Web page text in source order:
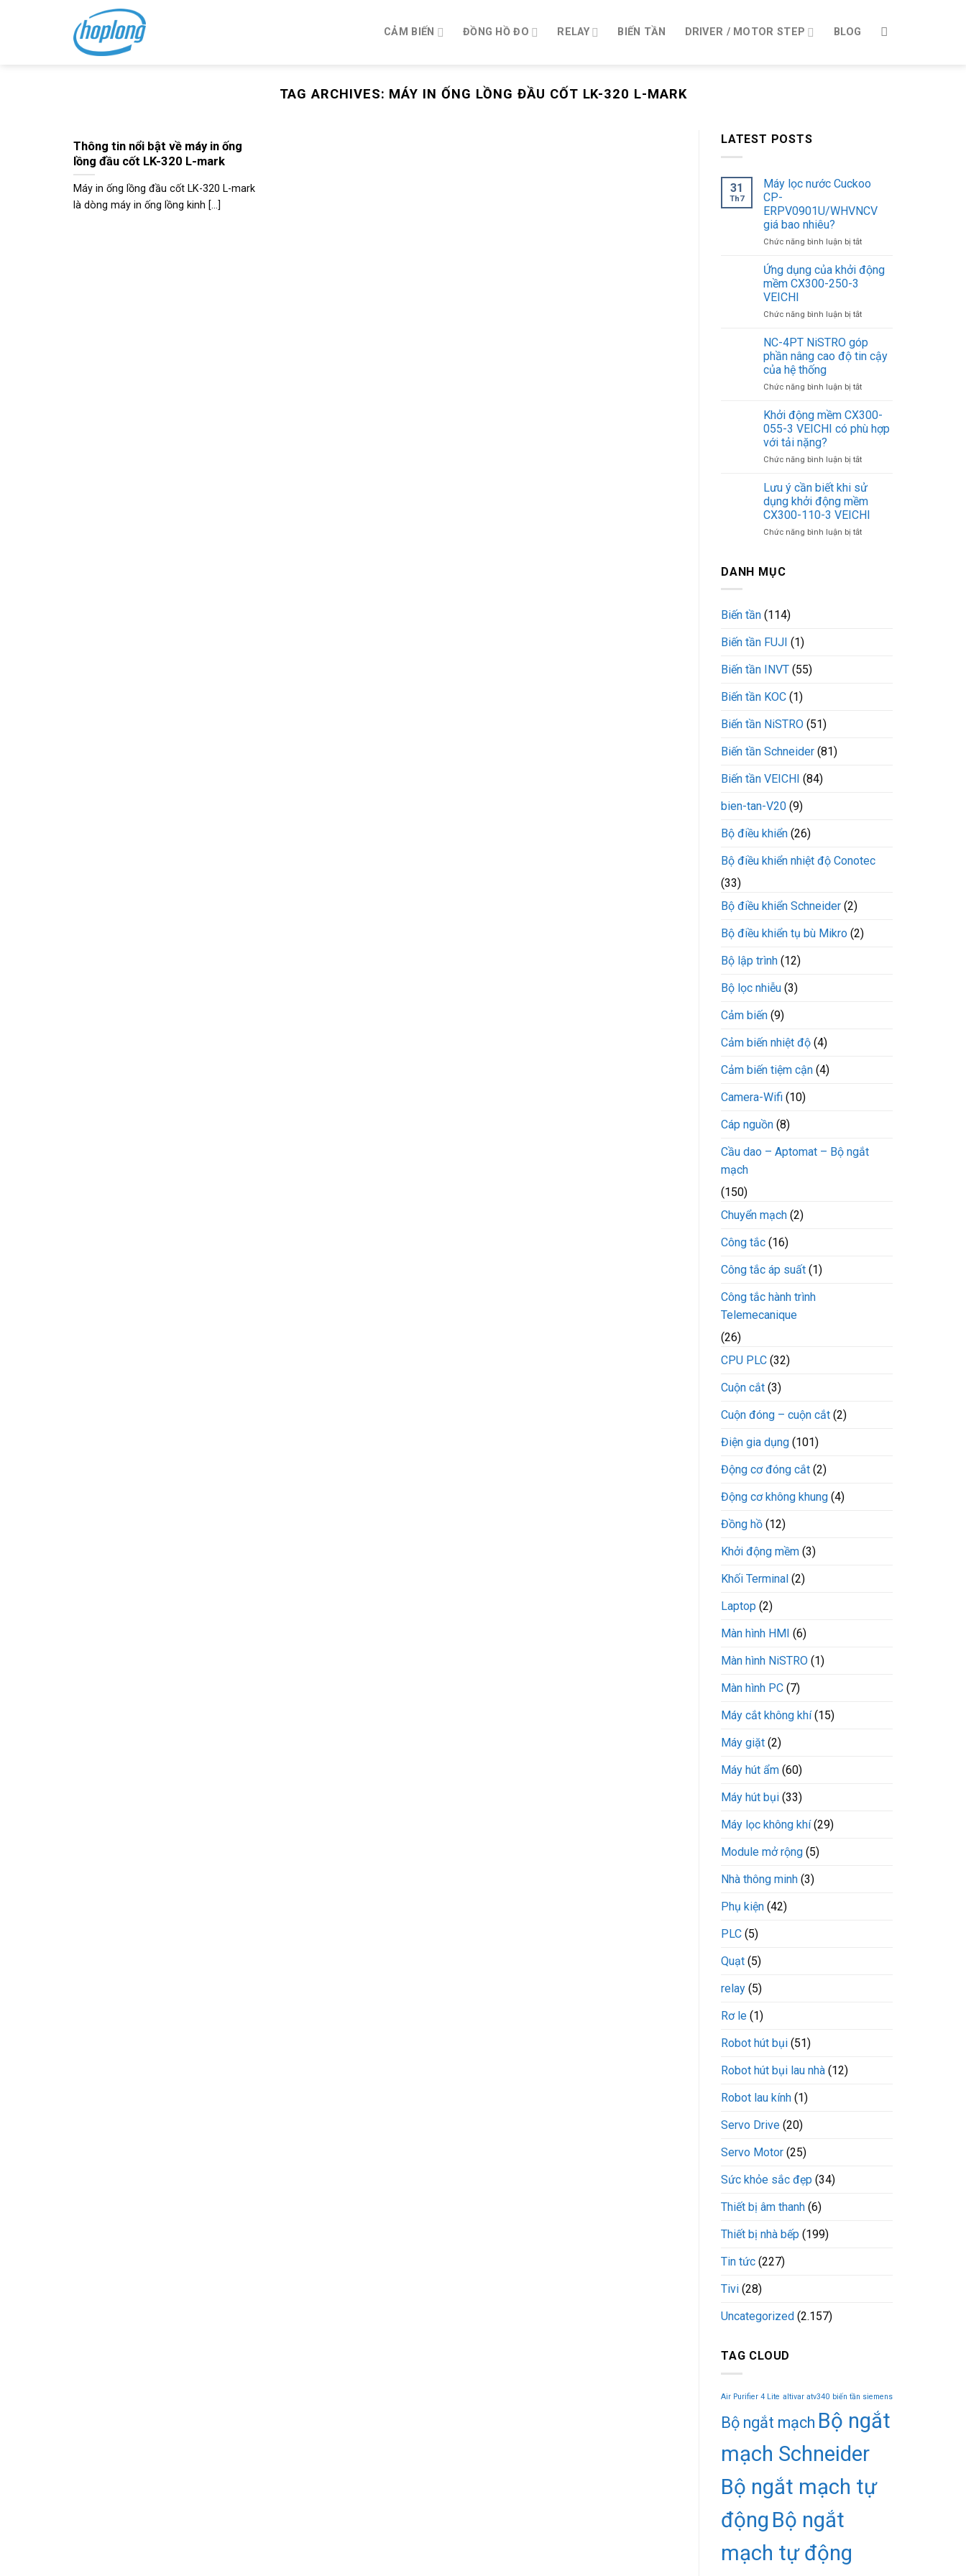
CẢM BIẾN ĐỒNG HỒ ĐO RELAY BIẾN TẦN DRIVER / MOTOR STEP BLOG
TAG ARCHIVES: MÁY IN ỐNG LỒNG ĐẦU CỐT LK-320 L-MARK
Thông tin nổi bật về máy in ống
lồng đầu cốt LK-320 L-mark
Máy in ống lồng đầu cốt LK-320 L-mark
là dòng máy in ống lồng kinh [...]
LATEST POSTS
31
Th7
Máy lọc nước Cuckoo
CP-
ERPV0901U/WHVNCV
giá bao nhiêu?
Chức năng bình luận bị tắtở
lọc
nước
ERPV0901U/WHVNCV
bao
nhiêu?
Ứng dụng của khởi động
mềm CX300-250-3
VEICHI
Chức năng bình luận bị tắtở
dụng
của
khởi
mềm
250-
3
VEICHI
NC-4PT NiSTRO góp
phần nâng cao độ tin cậy
của hệ thống
Chức năng bình luận bị tắtở
4PT
NiSTRO
góp
nâng
độ
cậy
của
hệ
Khởi động mềm CX300-
055-3 VEICHI có phù hợp
với tải nặng?
Chức năng bình luận bị tắtở
động
CX300-
055-
3
Lưu ý cần biết khi sử
dụng khởi động mềm
CX300-110-3 VEICHI
Chức năng bình luận bị tắtở
DANH MỤC
Biến tần (114)
Biến tần FUJI (1)
Biến tần INVT (55)
Biến tần KOC (1)
Biến tần NiSTRO (51)
Biến tần Schneider (81)
Biến tần VEICHI (84)
bien-tan-V20 (9)
Bộ điều khiển (26)
Bộ điều khiển nhiệt độ Conotec
(33)
Bộ điều khiển Schneider (2)
Bộ điều khiển tụ bù Mikro (2)
Bộ lập trình (12)
Bộ lọc nhiễu (3)
Cảm biến (9)
Cảm biến nhiệt độ (4)
Cảm biến tiệm cận (4)
Camera-Wifi (10)
Cáp nguồn (8)
Cầu dao – Aptomat – Bộ ngắt
mạch
(150)
Chuyển mạch (2)
Công tắc (16)
Công tắc áp suất (1)
Công tắc hành trình
Telemecanique
(26)
CPU PLC (32)
Cuộn cắt (3)
Cuộn đóng – cuộn cắt (2)
Điện gia dụng (101)
Động cơ đóng cắt (2)
Động cơ không khung (4)
Đồng hồ (12)
Khởi động mềm (3)
Khối Terminal (2)
Laptop (2)
Màn hình HMI (6)
Màn hình NiSTRO (1)
Màn hình PC (7)
Máy cắt không khí(15)
Máy giặt (2)
Máy hút ẩm (60)
Máy hút bụi (33)
Máy lọc không khí(29)
Module mở rộng (5)
Nhà thông minh (3)
Phụ kiện (42)
PLC (5)
Quạt (5)
relay (5)
Rơ le (1)
Robot hút bụi (51)
Robot hút bụi lau nhà (12)
Robot lau kính (1)
Servo Drive (20)
Servo Motor (25)
Sức khỏe sắc đẹp (34)
Thiết bị âm thanh (6)
Thiết bị nhà bếp (199)
Tin tức (227)
Tivi (28)
Uncategorized (2.157)
TAG CLOUD
Air Purifier 4 Lite altivar atv340 biến tần siemens
Bộ ngắt mạch Bộ ngắt
mạch Schneider
Bộ ngắt mạch tự
động Bộ ngắt
mạch tự động